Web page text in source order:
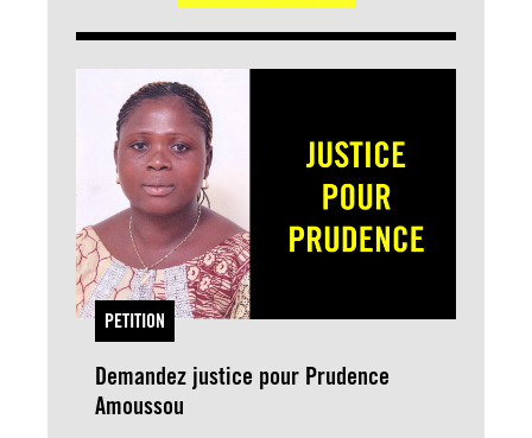
PETITION
Demandez justice pour Prudence
Amoussou